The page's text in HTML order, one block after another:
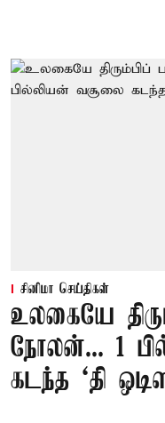
சினிமா செய்திகள்
உலகையே
நோலன்... 1
கடந்த ‘தி